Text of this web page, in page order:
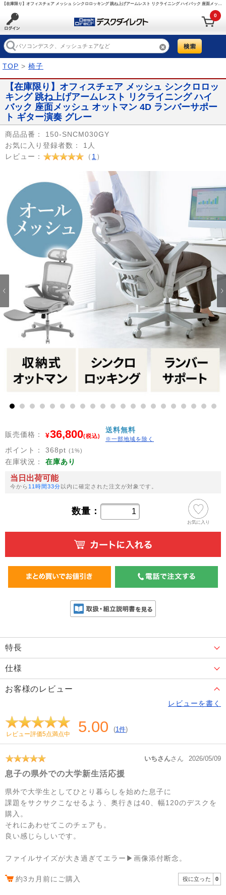
【在庫限り】オフィスチェア メッシュ シンクロロッキング 跳ね上げアームレスト リクライニング ハイバック 座面メッシュ オットマン 4D ランバーサポート ギター演奏 グレー/150-SNCM030GY【デスクダイレクト】
0
TOP > 椅子
【在庫限り】オフィスチェア メッシュ シンクロロッ
キング 跳ね上げアームレスト リクライニング ハイ
バック 座面メッシュ オットマン 4D ランバーサポー
ト ギター演奏 グレー
商品品番：
150-SNCM030GY
お気に入り登録者数：
1人
レビュー：
（ 1 ）
10 11 12 13 14 15 16 17 18 19 20
販売価格： ¥36,800(税込)
送料無料
※一部地域を除く
ポイント： 368pt (1%)
在庫状況： 在庫あり
当日出荷可能
今から 11時間32分以内に確定された注文が対象です。
数量：
お気に入り
特長
仕様
お客様のレビュー
レビューを書く
レビュー評価5点満点中 5.00 (1件)
いちさんさん 2026/05/09
息子の県外での大学新生活応援
県外で大学生としてひとり暮らしを始めた息子に
課題をサクサクこなせるよう、奥行きは40、幅120のデスクを
購入。
それにあわせてこのチェアも。
良い感じらしいです。
ファイルサイズが大き過ぎてエラー▶画像添付断念。
約3カ月前にご購入 役に立った 0